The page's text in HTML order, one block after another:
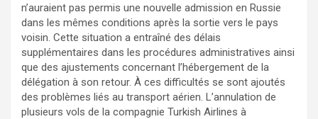
n’auraient pas permis une nouvelle admission en Russie
dans les mêmes conditions après la sortie vers le pays
voisin. Cette situation a entraîné des délais
supplémentaires dans les procédures administratives ainsi
que des ajustements concernant l’hébergement de la
délégation à son retour. À ces difficultés se sont ajoutés
des problèmes liés au transport aérien. L’annulation de
plusieurs vols de la compagnie Turkish Airlines à